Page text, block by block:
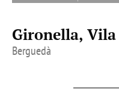
Gironella, Vila
Berguedà